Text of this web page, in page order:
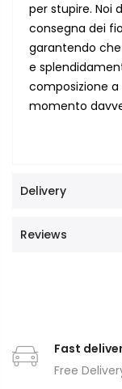
per stupire. Noi
consegna dei
garantendo
e
composizione
momento
Delivery
Reviews
Fast
Free